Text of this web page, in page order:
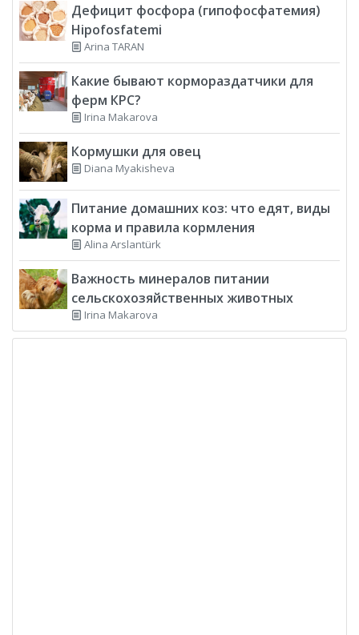
Дефицит фосфора (гипофосфатемия)
Hipofosfatemi
Arina TARAN
Какие бывают кормораздатчики для
ферм КРС?
Irina Makarova
Кормушки для овец
Diana Myakisheva
Питание домашних коз: что едят, виды
корма и правила кормления
Alina Arslantürk
Важность минералов питании
сельскохозяйственных животных
Irina Makarova